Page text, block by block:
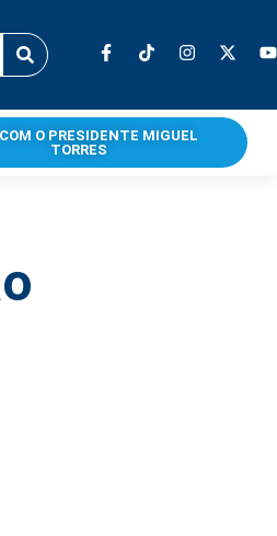
O PRESIDENTE MIGUEL
TORRES